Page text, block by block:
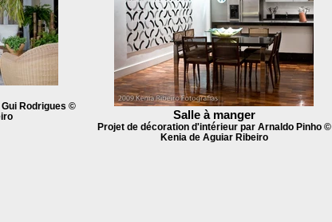
Rodrigues ©
Salle à manger
Projet de décoration d'intérieur par Arnaldo Pinho ©
Kenia de Aguiar Ribeiro